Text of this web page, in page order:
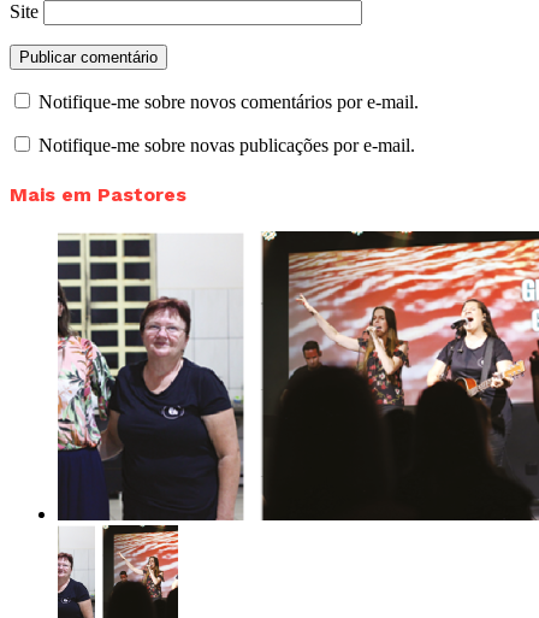
Site
Notifique-me sobre novos comentários por e-mail.
Notifique-me sobre novas publicações por e-mail.
Mais em Pastores